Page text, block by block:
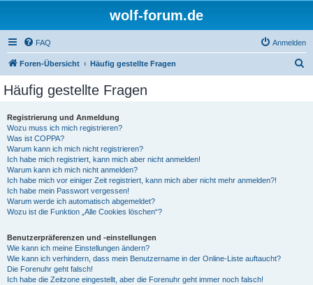
wolf-forum.de
FAQ Anmelden
Foren-Übersicht Häufig gestellte Fragen
Häufig gestellte Fragen
Registrierung und Anmeldung
Wozu muss ich mich registrieren?
Was ist COPPA?
Warum kann ich mich nicht registrieren?
Ich habe mich registriert, kann mich aber nicht anmelden!
Warum kann ich mich nicht anmelden?
Ich habe mich vor einiger Zeit registriert, kann mich aber nicht mehr anmelden?!
Ich habe mein Passwort vergessen!
Warum werde ich automatisch abgemeldet?
Wozu ist die Funktion „Alle Cookies löschen“?
Benutzerpräferenzen und -einstellungen
Wie kann ich meine Einstellungen ändern?
Wie kann ich verhindern, dass mein Benutzername in der Online-Liste auftaucht?
Die Forenuhr geht falsch!
Ich habe die Zeitzone eingestellt, aber die Forenuhr geht immer noch falsch!